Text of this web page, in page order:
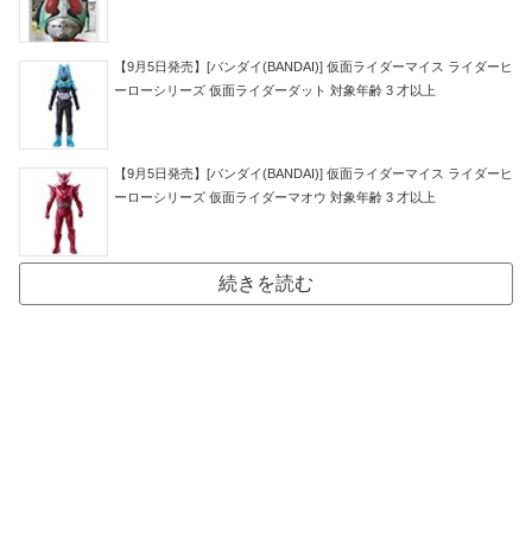
【9月5日発売】[バンダイ(BANDAI)] 仮面ライダーマイス ライダーヒ
ーローシリーズ 仮面ライダーダット 対象年齢 3 才以上
【9月5日発売】[バンダイ(BANDAI)] 仮面ライダーマイス ライダーヒ
ーローシリーズ 仮面ライダーマオウ 対象年齢 3 才以上
続きを読む